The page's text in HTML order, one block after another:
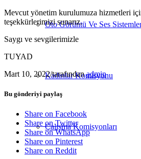
Oto Görüntü Ve Ses
Kadınlar Komisyonu
Çalışma Komisyonları
Mevcut yönetim kurulumuza hizmetleri
teşekkürlerimizi sunarız.
Saygı ve sevgilerimizle
TUYAD
Mart 10, 2022/tarafındanadmin
Bu gönderiyi paylaş
Share on Facebook
Share on Twitter
Share on WhatsApp
Share on Pinterest
Share on Reddit